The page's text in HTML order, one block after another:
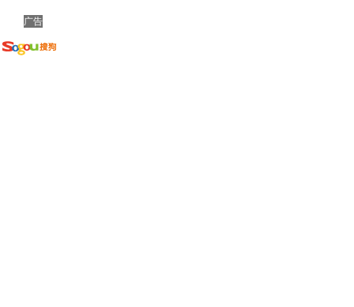
广告